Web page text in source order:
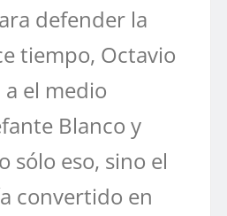
defender la
tiempo, Octavio
el medio
Blanco y
sólo eso, sino el
convertido en